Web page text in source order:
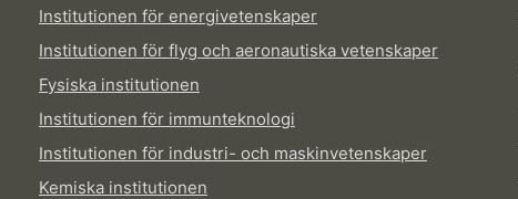
Institutionen för energivetenskaper
Institutionen för flyg och aeronautiska vetenskaper
Fysiska institutionen
Institutionen för immunteknologi
Institutionen för industri- och maskinvetenskaper
Kemiska institutionen